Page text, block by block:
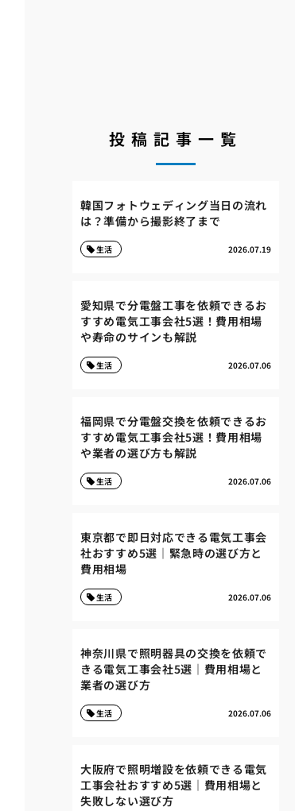
投稿記事一覧
韓国フォトウェディング当日の流れ
は？準備から撮影終了まで
2026.07.19
生活
愛知県で分電盤工事を依頼できるお
すすめ電気工事会社5選！費用相場
や寿命のサインも解説
2026.07.06
生活
福岡県で分電盤交換を依頼できるお
すすめ電気工事会社5選！費用相場
や業者の選び方も解説
2026.07.06
生活
東京都で即日対応できる電気工事会
社おすすめ5選｜緊急時の選び方と
費用相場
2026.07.06
生活
神奈川県で照明器具の交換を依頼で
きる電気工事会社5選｜費用相場と
業者の選び方
2026.07.06
生活
大阪府で照明増設を依頼できる電気
工事会社おすすめ5選｜費用相場と
失敗しない選び方